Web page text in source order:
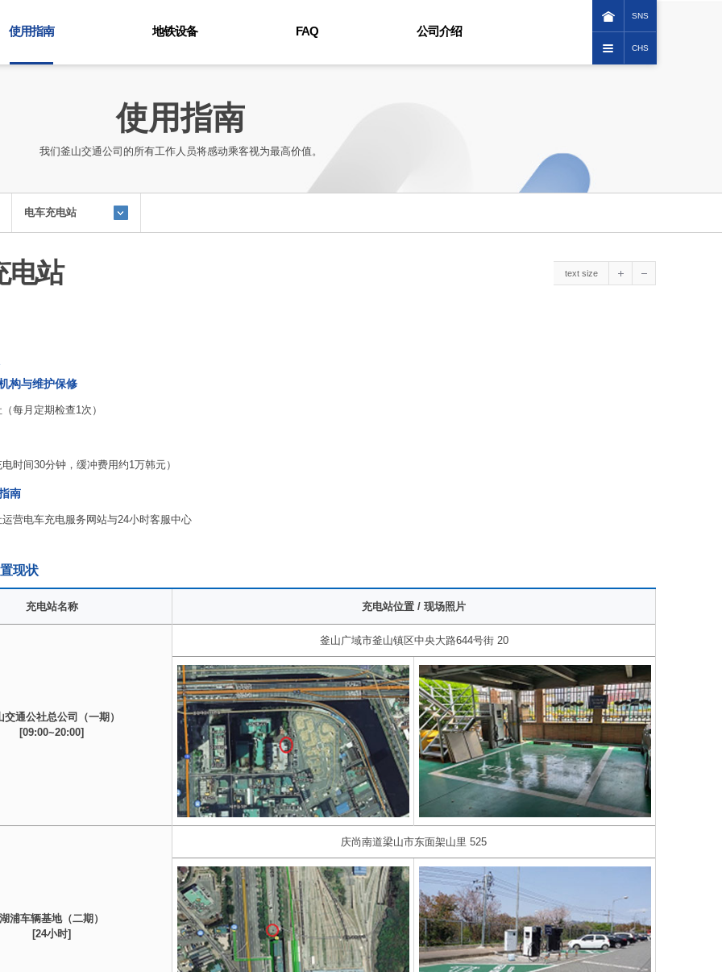
使用指南
费用信息
便利设施
釜山金海轻轨
地铁设备
环境
设备
FAQ 公司介绍
伦理经营
SNS
CHS
使用指南
我们釜山交通公司的所有工作人员将感动乘客视为最高价值。
电车充电站
text size
电站
构与维护保修
每月定期检查1次）
时间30分钟，缓冲费用约1万韩元）
南
营电车充电服务网站与24小时客服中心
现状
充电站名称 充电站位置 / 现场照片
交通公社总公司（一期）
[09:00~20:00]
釜山广域市釜山镇区中央大路644号街 20
湖浦车辆基地（二期）
[24小时]
庆尚南道梁山市东面架山里 525